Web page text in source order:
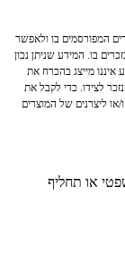
המפורסמים בו ולאפשר
בו. המידע שניתן נכון
מייצג בהכרח את
לצידו. כדי לקבל את
או ליצרנים של המוצרים
או תחליף